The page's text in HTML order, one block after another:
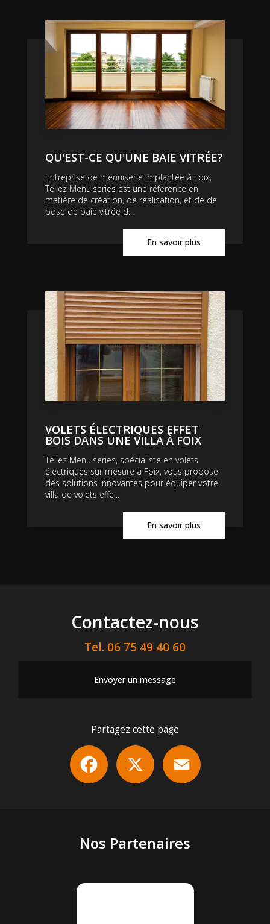
QU'EST-CE QU'UNE BAIE VITRÉE?
Entreprise de menuiserie implantée à Foix,
Tellez Menuiseries est une référence en
matière de création, de réalisation, et de de
pose de baie vitrée d...
En savoir plus
VOLETS ÉLECTRIQUES EFFET
BOIS DANS UNE VILLA À FOIX
Tellez Menuiseries, spécialiste en volets
électriques sur mesure à Foix, vous propose
des solutions innovantes pour équiper votre
villa de volets effe...
En savoir plus
Contactez-nous
Tel. 06 75 49 40 60
Envoyer un message
Partagez cette page
Facebook
Nos Partenaires